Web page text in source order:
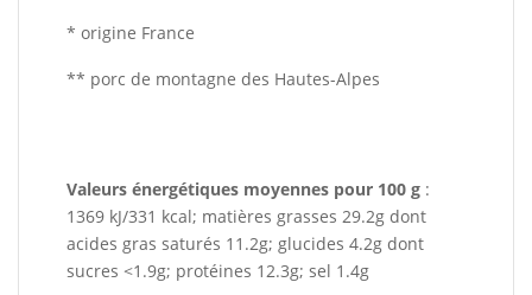
* origine France
** porc de montagne des Hautes-Alpes
Valeurs énergétiques moyennes pour 100 g :
1369 kJ/331 kcal; matières grasses 29.2g dont
acides gras saturés 11.2g; glucides 4.2g dont
sucres <1.9g; protéines 12.3g; sel 1.4g